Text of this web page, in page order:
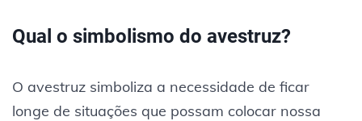
Qual o simbolismo do avestruz?
O avestruz simboliza a necessidade de ficar
longe de situações que possam colocar nossa